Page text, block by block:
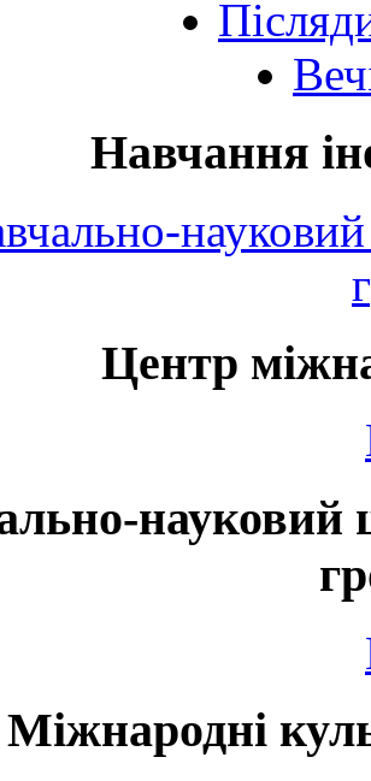
Навчання
Центр
науковий
Міжнародні